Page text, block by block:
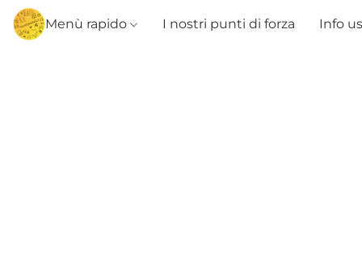
Menù rapido I nostri punti di forza Info